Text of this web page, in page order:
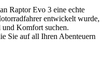
Raptor Evo 3 eine echte
entwickelt wurde,
und Komfort suchen.
Sie auf all Ihren Abenteuern